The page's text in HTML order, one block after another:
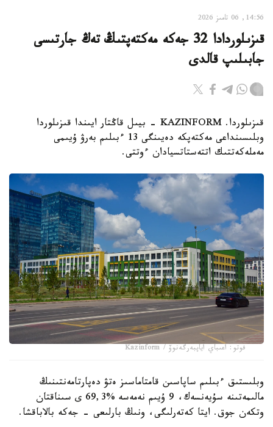
14:56, 06 تامىز 2026
قىزىلوردادا 32 جەكە مەكتەپتىڭ تەڭ جارتىسى
جابىلىپ قالدى
قىزىلوردا. KAZINFORM - بيىل قاڭتار ايىندا قىزىلوردا
وبلىسىنداعى مەكتەپكە دەيىنگى 13 ءبىلىم بەرۋ ۇيىمى
مەملەكەتتىك اتتەستاتسيادان ءوتتى.
فوتو: اعىباي اياپبەرگەنوۆ / Kazinform
وبلىستىق ءبىلىم ساپاسىن قامتاماسىز ەتۋ دەپارتامەنتىنىڭ
مالىمەتىنە سۇيەنسەك، 9 ۇيىم نەمەسە %69,3 ى سىناقتان
وتكەن جوق. ايتا كەتەرلىگى، ونىڭ بارلىعى - جەكە بالاباقشا.